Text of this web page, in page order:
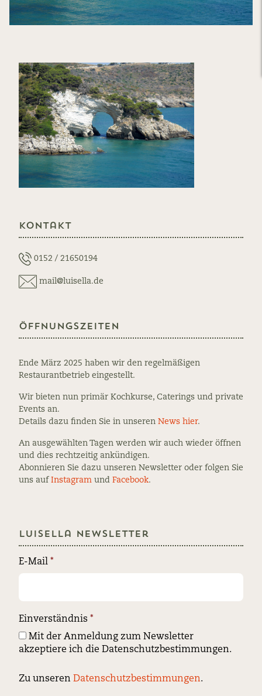
Kontakt
0152 / 21650194
mail@luisella.de
Öffnungszeiten
Ende März 2025 haben wir den regelmäßigen
Restaurantbetrieb eingestellt.
Wir bieten nun primär Kochkurse, Caterings und private
Events an.
Details dazu finden Sie in unseren News hier.
An ausgewählten Tagen werden wir auch wieder öffnen
und dies rechtzeitig ankündigen.
Abonnieren Sie dazu unseren Newsletter oder folgen Sie
uns auf Instagram und Facebook.
Luisella Newsletter
E-Mail *
Einverständnis *
Mit der Anmeldung zum Newsletter
akzeptiere ich die Datenschutzbestimmungen.
Zu unseren Datenschutzbestimmungen.